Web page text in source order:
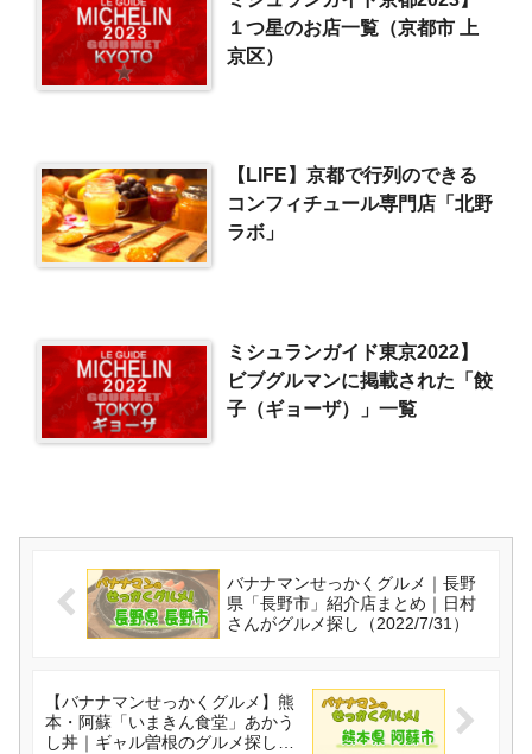
１つ星のお店一覧（京都市 上
京区）
【LIFE】京都で行列のできる
コンフィチュール専門店「北野
ラボ」
ミシュランガイド東京2022】
ビブグルマンに掲載された「餃
子（ギョーザ）」一覧
バナナマンせっかくグルメ｜長野
県「長野市」紹介店まとめ｜日村
さんがグルメ探し（2022/7/31）
【バナナマンせっかくグルメ】熊
本・阿蘇「いまきん食堂」あかう
し丼｜ギャル曽根のグルメ探し